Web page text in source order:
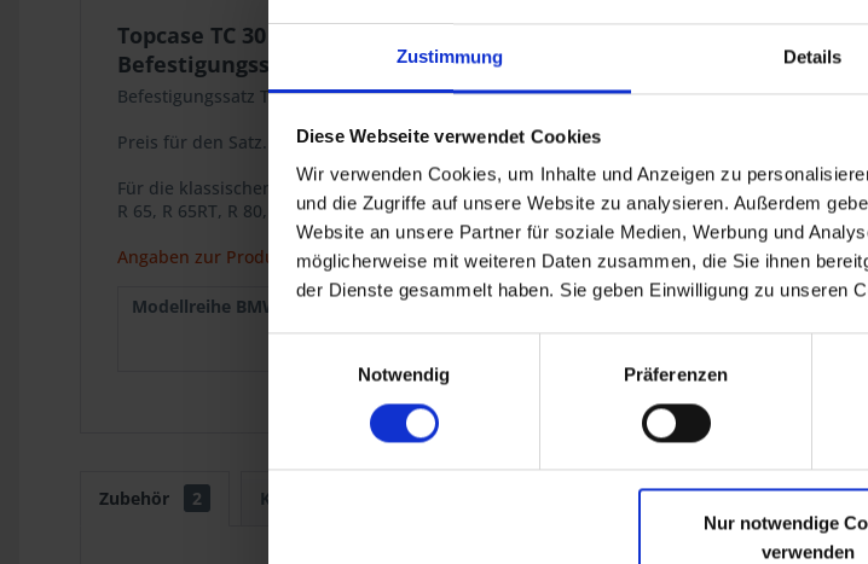
Zustimmung Details
Diese Webseite verwendet Cookies
Wir verwenden Cookies, um Inhalte und Anzeigen zu
und die Zugriffe auf unsere Website zu analysieren. Außerdem
Website an unsere Partner für soziale Medien, Werbung und
möglicherweise mit weiteren Daten zusammen, die Sie ihnen
der Dienste gesammelt haben. Sie geben Einwilligung zu unseren
Notwendig
Präferenzen
Nur notwendige
verwenden
Topcase TC 30
Befestigungssatz
Befestigungssatz Topcase TC 30 Art. Nr. 4654130 an den Gepäckträger BMW Monolever
Preis für den Satz.
Für die klassischen BMW Monolever Modelle
R 65, R 65RT, R 80, R 80RT, R 100RS, R 100RT.
Angaben zur Produktsicherheit
Modellreihe BMW : R 80 Mono 1984-1995
R 100
1986-
Zubehör 2 Kunden kauften auch Kunden haben sich ebenfalls angesehen